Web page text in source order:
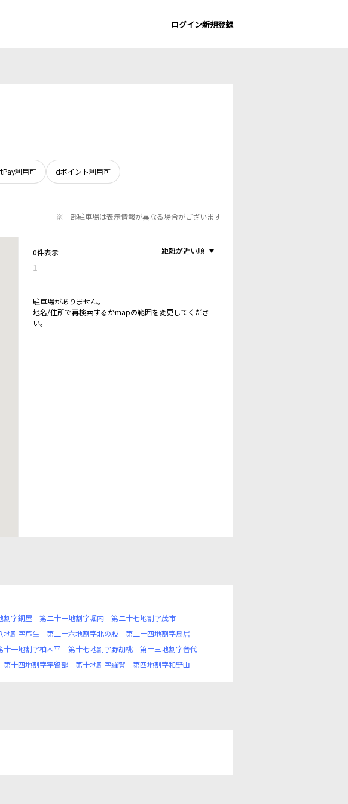
ログイン新規登録
利用可 dポイント利用可
※一部駐車場は表示情報が異なる場合がございます
0件表示
1
距離が近い順
駐車場がありません。
地名/住所で再検索するかmapの範囲を変更してくださ
い。
割字銅屋 第二十一地割字堀内
第二十七地割字茂市
地割字芦生 第二十六地割字北の股
第二十四地割字鳥居
十一地割字柏木平 第十七地割字野胡桃
第十三地割字普代
第十四地割字宇留部 第十地割字羅賀 第四地割字和野山